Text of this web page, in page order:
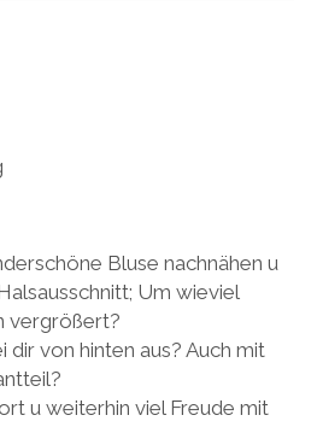
Bluse nachnähen u
Um wieviel
vergrößert?
dir von hinten aus? Auch mit
u weiterhin viel Freude mit